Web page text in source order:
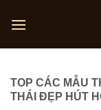
TOP CÁC MẪU
THÁI ĐẸP HÚT